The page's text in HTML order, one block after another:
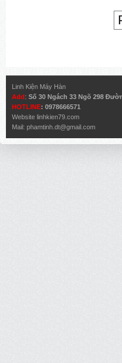
Linh Kiện Máy Hàn
Add: Số 30 Ngách 33 Ngõ 298
HOTLINE: 0978666571
Website linhkien79.com
Mail: phamtinh.dt@gmail.com